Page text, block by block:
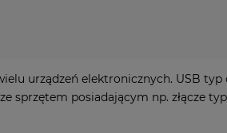
urządzeń elektronicznych. USB
sprzętem posiadającym np. złącze